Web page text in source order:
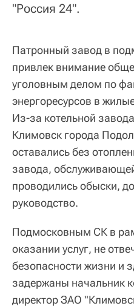
"Россия 24".
Патронный завод в
привлек внимание
уголовным делом по
энергоресурсов в
Из-за котельной
Климовск города
оставались без
завода,
проводились обыски,
руководство.
Подмосковным СК в
оказании услуг, не
безопасности жизни и
задержаны начальник
директор ЗАО